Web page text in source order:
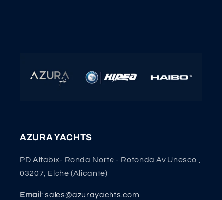
AZURA YACHTS
PD Altabix- Ronda Norte - Rotonda Av Unesco ,
03207, Elche (Alicante)
Email:sales@azurayachts.com